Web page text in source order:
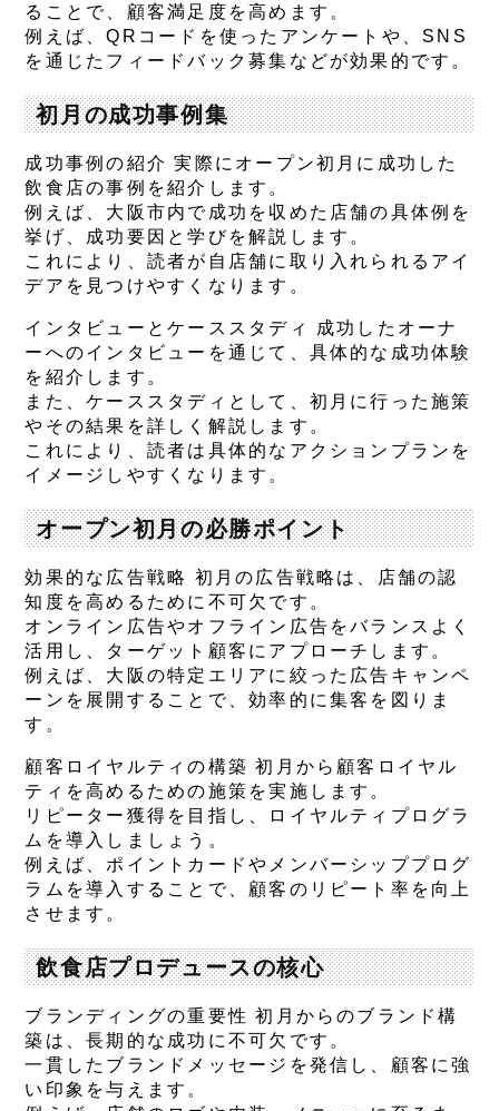
ることで、顧客満足度を高めます。
例えば、QRコードを使ったアンケートや、SNS
を通じたフィードバック募集などが効果的です。
初月の成功事例集
成功事例の紹介 実際にオープン初月に成功した
飲食店の事例を紹介します。
例えば、大阪市内で成功を収めた店舗の具体例を
挙げ、成功要因と学びを解説します。
これにより、読者が自店舗に取り入れられるアイ
デアを見つけやすくなります。
インタビューとケーススタディ 成功したオーナ
ーへのインタビューを通じて、具体的な成功体験
を紹介します。
また、ケーススタディとして、初月に行った施策
やその結果を詳しく解説します。
これにより、読者は具体的なアクションプランを
イメージしやすくなります。
オープン初月の必勝ポイント
効果的な広告戦略 初月の広告戦略は、店舗の認
知度を高めるために不可欠です。
オンライン広告やオフライン広告をバランスよく
活用し、ターゲット顧客にアプローチします。
例えば、大阪の特定エリアに絞った広告キャンペ
ーンを展開することで、効率的に集客を図りま
す。
顧客ロイヤルティの構築 初月から顧客ロイヤル
ティを高めるための施策を実施します。
リピーター獲得を目指し、ロイヤルティプログラ
ムを導入しましょう。
例えば、ポイントカードやメンバーシッププログ
ラムを導入することで、顧客のリピート率を向上
させます。
飲食店プロデュースの核心
ブランディングの重要性 初月からのブランド構
築は、長期的な成功に不可欠です。
一貫したブランドメッセージを発信し、顧客に強
い印象を与えます。